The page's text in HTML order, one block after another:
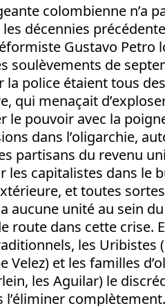
colombienne n’a
décennies
Gustavo Petro
soulèvements de
la police étaient tous
qui menaçait
le pouvoir avec la
dans l’oligarchie,
partisans du revenu
les capitalistes dans le
et toutes
aucune unité au sein
route dans cette crise.
les Uribistes
et les familles
les Aguilar) le
l’éliminer complètement.